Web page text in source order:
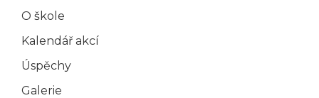
O škole
Kalendář akcí
Úspěchy
Galerie